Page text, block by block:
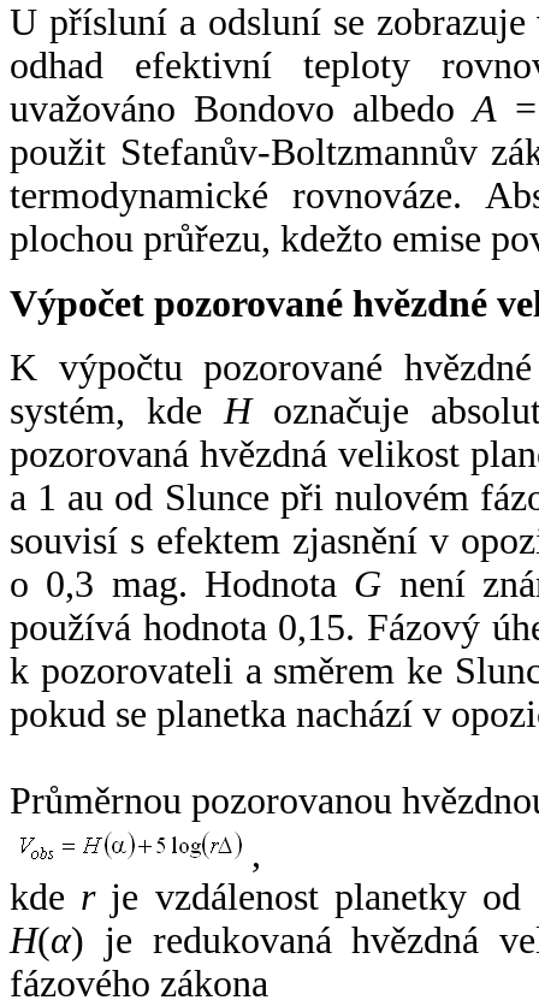
U přísluní a odsluní se
odhad efektivní teploty
uvažováno Bondovo albedoA
použit Stefanův-Boltzmannův
termodynamické rovnováze.
plochou průřezu, kdežto emise
Výpočet pozorované hvězdné
K výpočtu pozorované
systém, kde Hoznačuje
pozorovaná hvězdná velikost
a 1 au od Slunce při nulovém
souvisí s efektem zjasnění v
o 0,3 mag. Hodnota G není
používá hodnota 0,15. Fázový
k pozorovateli a směrem ke
pokud se planetka nachází v
Průměrnou pozorovanou
,
kde rje vzdálenost planetky od
H(α) je redukovaná hvězdná
fázového zákona